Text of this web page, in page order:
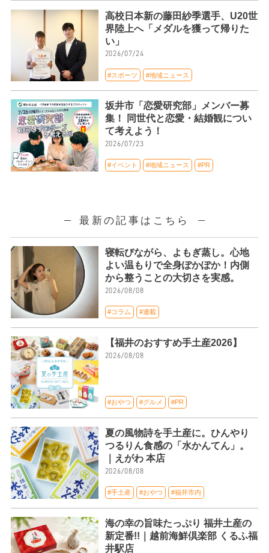
高校日本新の藤田紗季選手、U20世
界陸上へ「メダルを獲って帰りた
い」
2026/07/24
#スポーツ #地域ニュース
坂井市「恋愛研究部」メンバー募
集！ 同世代と恋愛・結婚観につい
て考えよう！
2026/07/23
#イベント #地域ニュース #PR
最新の記事はこちら
寝転びながら、よもぎ蒸し。心地
よい温もりで全身ぽかぽか！内側
から整うことの大切さを実感。
2026/08/08
#コラム #連載
【福井のおすすめ手土産2026】
2026/08/08
#おやつ #グルメ #PR
夏の風物詩を手土産に。ひんやり
つるりん食感の「水かんてん」。
｜えがわ 本店
2026/08/08
#手土産 #おやつ #福井市内
海の幸の旨味たっぷり 福井土産の
新定番!!｜越前海鮮倶楽部 くるふ福
井駅店